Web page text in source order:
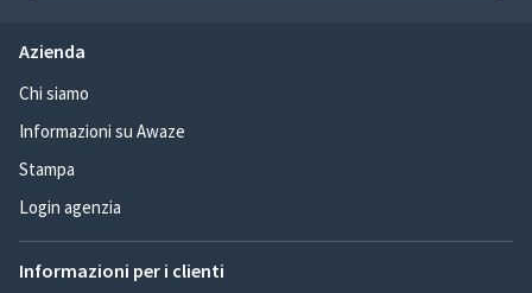
Azienda
Chi siamo
Informazioni su Awaze
Stampa
Login agenzia
Informazioni per i clienti